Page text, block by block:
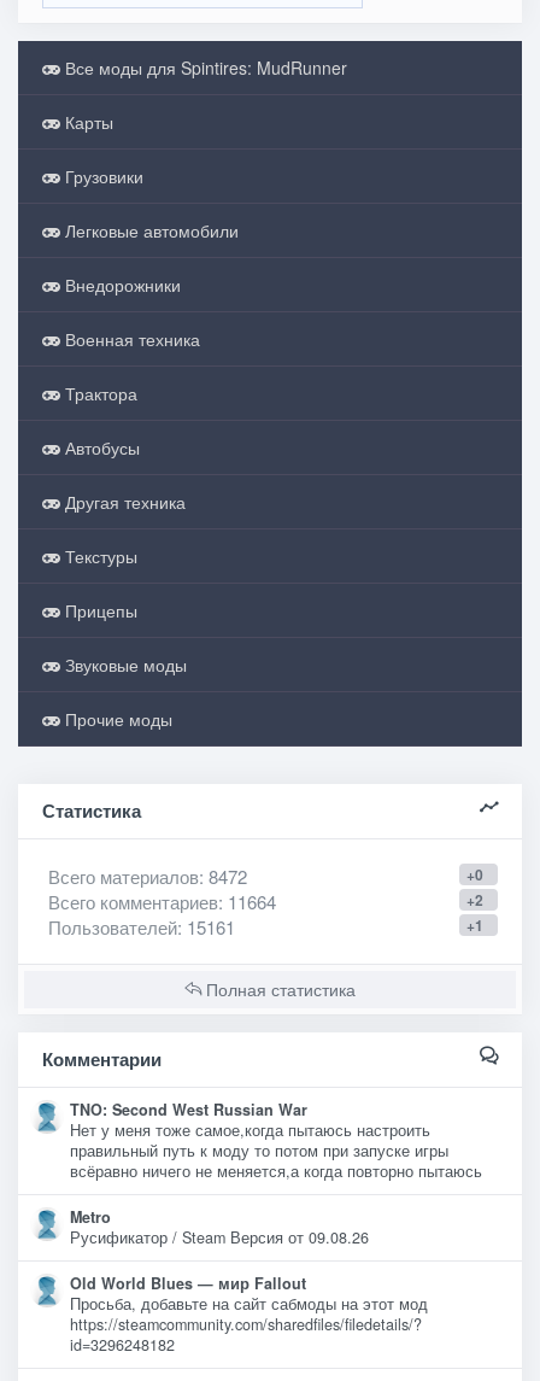
Все моды для Spintires: MudRunner
Карты
Грузовики
Легковые автомобили
Внедорожники
Военная техника
Трактора
Автобусы
Другая техника
Текстуры
Прицепы
Звуковые моды
Прочие моды
Статистика
+0
Всего материалов: 8472
+2
Всего комментариев: 11664
+1
Пользователей: 15161
Полная статистика
Комментарии
TNO: Second West Russian War
Нет у меня тоже самое,когда пытаюсь настроить
правильный путь к моду то потом при запуске игры
всёравно ничего не меняется,а когда повторно пытаюсь
Metro
Русификатор / Steam Версия от 09.08.26
Old World Blues — мир Fallout
Просьба, добавьте на сайт сабмоды на этот мод
https://steamcommunity.com/sharedfiles/filedetails/?
id=3296248182